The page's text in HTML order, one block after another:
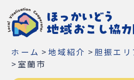
トップページ
地域おこし協力隊とは
ホーム > 地域紹介 > 胆振エリ
> 室蘭市